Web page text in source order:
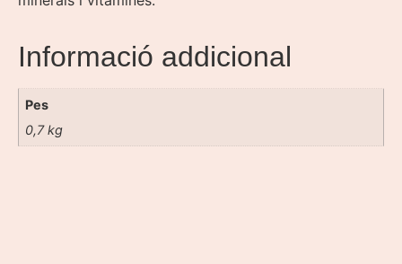
Informació addicional
Pes
0,7 kg